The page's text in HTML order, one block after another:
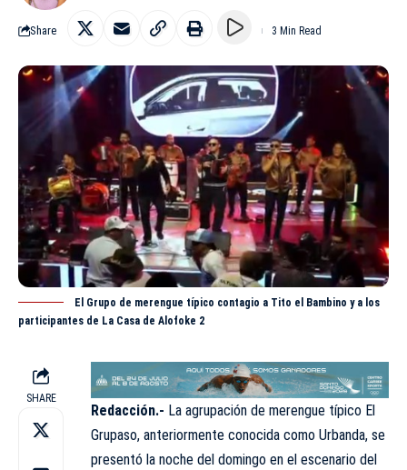
Share 3 Min Read
El Grupo de merengue típico contagio a Tito el Bambino y a los
participantes de La Casa de Alofoke 2
SHARE
Redacción.- La agrupación de merengue típico El
Grupaso, anteriormente conocida como Urbanda, se
presentó la noche del domingo en el escenario del